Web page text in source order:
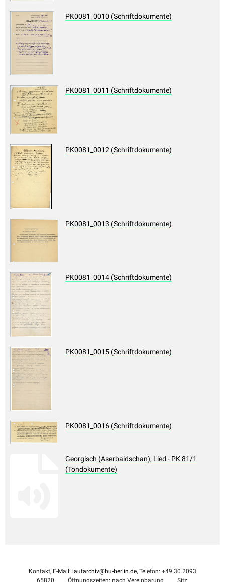
PK0081_0010 (Schriftdokumente)
PK0081_0011 (Schriftdokumente)
PK0081_0012 (Schriftdokumente)
PK0081_0013 (Schriftdokumente)
PK0081_0014 (Schriftdokumente)
PK0081_0015 (Schriftdokumente)
PK0081_0016 (Schriftdokumente)
Georgisch (Aserbaidschan), Lied - PK 81/1
(Tondokumente)
Kontakt, E-Mail: lautarchiv@hu-berlin.de, Telefon: +49 30 2093
65820
Öffnungszeiten: nach Vereinbarung Sitz: